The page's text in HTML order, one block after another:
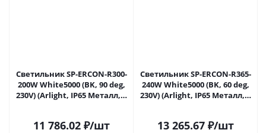
Светильник SP-ERCON-R300-
200W White5000 (BK, 90 deg,
230V) (Arlight, IP65 Металл, 5
11 786.02₽/шт
Светильник SP-ERCON-R365-
240W White5000 (BK, 60 deg,
230V) (Arlight, IP65 Металл, 5
13 265.67₽/шт